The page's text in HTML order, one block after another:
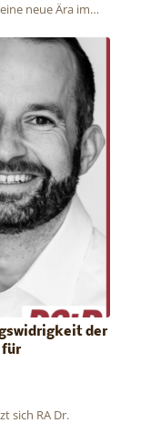
neue Ära im…
der
für
sich RA Dr.